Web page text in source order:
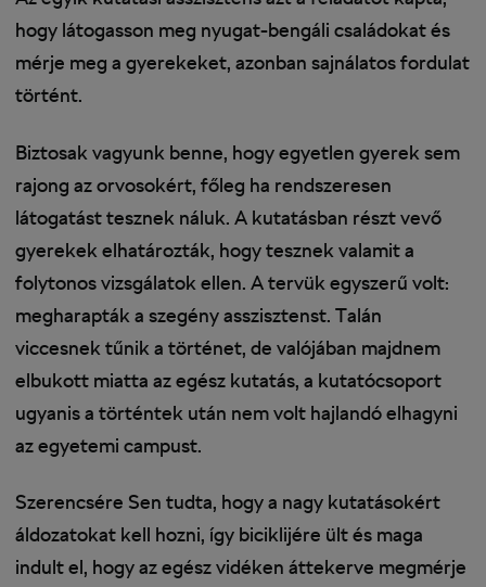
hogy látogasson meg nyugat-bengáli családokat és
mérje meg a gyerekeket, azonban sajnálatos fordulat
történt.
Biztosak vagyunk benne, hogy egyetlen gyerek sem
rajong az orvosokért, főleg ha rendszeresen
látogatást tesznek náluk. A kutatásban részt vevő
gyerekek elhatározták, hogy tesznek valamit a
folytonos vizsgálatok ellen. A tervük egyszerű volt:
megharapták a szegény asszisztenst. Talán
viccesnek tűnik a történet, de valójában majdnem
elbukott miatta az egész kutatás, a kutatócsoport
ugyanis a történtek után nem volt hajlandó elhagyni
az egyetemi campust.
Szerencsére Sen tudta, hogy a nagy kutatásokért
áldozatokat kell hozni, így biciklijére ült és maga
indult el, hogy az egész vidéken áttekerve megmérje